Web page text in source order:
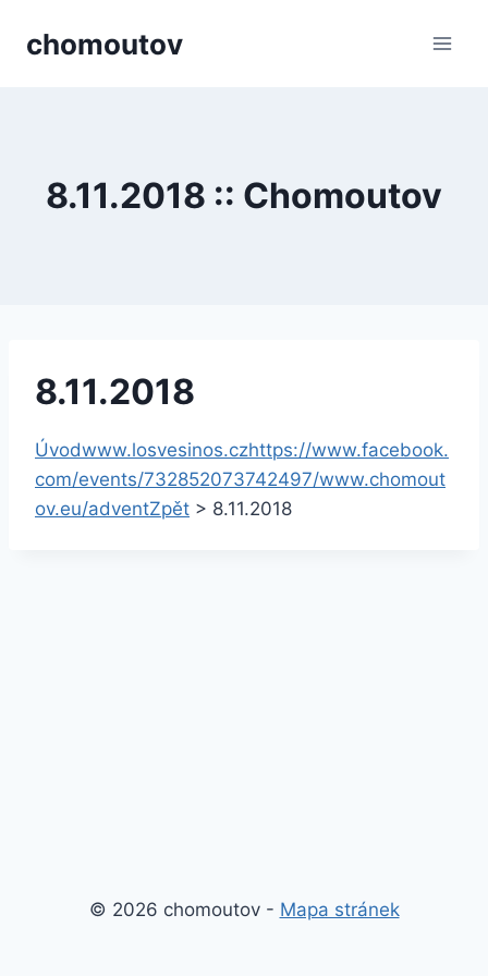
chomoutov
8.11.2018 :: Chomoutov
8.11.2018
Úvodwww.losvesinos.czhttps://www.facebook.
com/events/732852073742497/www.chomout
ov.eu/adventZpět > 8.11.2018
© 2026 chomoutov - Mapa stránek